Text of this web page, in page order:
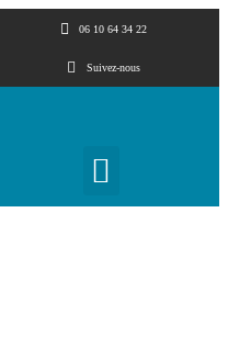
06 10 64 34 22
Suivez-nous